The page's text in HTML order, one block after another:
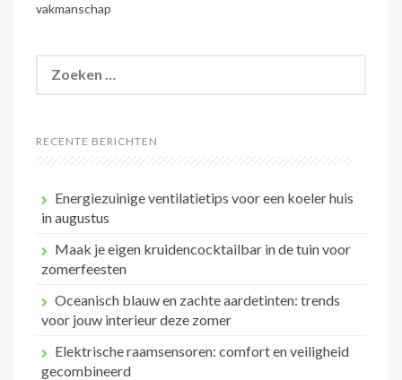
vakmanschap
naar:
RECENTE BERICHTEN
Energiezuinige ventilatietips voor een koeler huis
in augustus
Maak je eigen kruidencocktailbar in de tuin voor
zomerfeesten
Oceanisch blauw en zachte aardetinten: trends
voor jouw interieur deze zomer
Elektrische raamsensoren: comfort en veiligheid
gecombineerd